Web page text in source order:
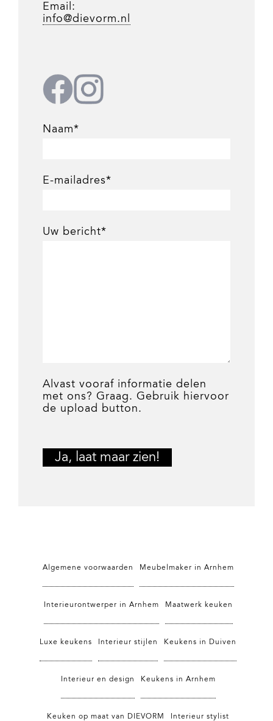
Email:
info@dievorm.nl
Naam*
E-mailadres*
Uw bericht*
Alvast vooraf informatie delen
met ons? Graag. Gebruik hiervoor
de upload button.
Algemene voorwaarden Meubelmaker in Arnhem
Interieurontwerper in Arnhem Maatwerk keuken
Luxe keukens Interieur stijlen Keukens in Duiven
Interieur en design Keukens in Arnhem
Keuken op maat van DIEVORM Interieur stylist